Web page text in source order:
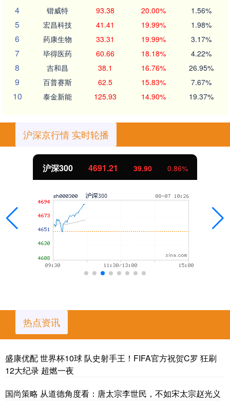
4 锴威特 93.38 20.00% 1.56%
5 宏昌科技 41.41 19.99% 1.98%
6 药康生物 33.31 19.99% 3.17%
7 毕得医药 60.66 18.18% 4.22%
8 吉和昌 38.1 16.76% 26.95%
9 百普赛斯 62.5 15.83% 7.67%
10 泰金新能 125.93 14.90% 19.37%
沪深京行情 实时轮播
北证50 1118.60 -4.28 -0.38%
热点资讯
盛康优配 世界杯10球 队史射手王！FIFA官方祝贺C罗 狂刷
12大纪录 超燃一夜
国尚策略 从道德角度看：唐太宗李世民，不如宋太宗赵光义